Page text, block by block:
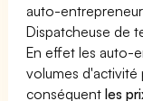
auto-
Dispatcheuse de
En effet les auto-
volumes d'activité
conséquentles